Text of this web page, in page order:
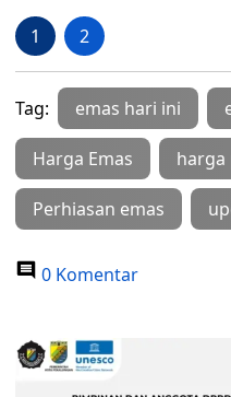
1 2
Tag: emas hari ini
Harga Emas harga
Perhiasan emas
0 Komentar